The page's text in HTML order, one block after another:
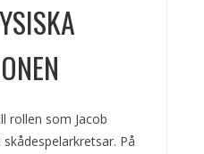
rollen som Jacob
På